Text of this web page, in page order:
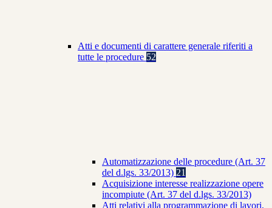
Atti e documenti di carattere generale riferiti a
tutte le procedure 52
Automatizzazione delle procedure (Art. 37
del d.lgs. 33/2013) 21
Acquisizione interesse realizzazione opere
incompiute (Art. 37 del d.lgs. 33/2013)
Atti relativi alla programmazione di lavori,